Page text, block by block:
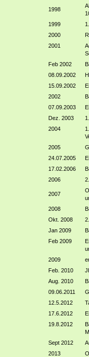
1998
1999
2000
2001
Feb 2002
08.09.2002
15.09.2002
2002
07.09.2003
Dez. 2003
2004
2005
24.07.2005
17.02.2006
2006
2007
2008
Okt. 2008
Jan 2009
Feb 2009
2009
Feb. 2010
Aug. 2010
09.06.2011
12.5.2012
17.6.2012
19.8.2012
Sept 2012
2013